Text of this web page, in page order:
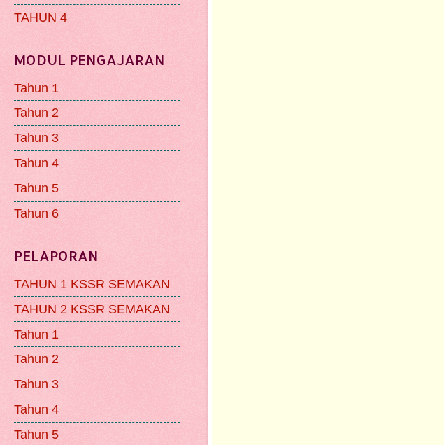
TAHUN 4
MODUL PENGAJARAN
Tahun 1
Tahun 2
Tahun 3
Tahun 4
Tahun 5
Tahun 6
PELAPORAN
TAHUN 1 KSSR SEMAKAN
TAHUN 2 KSSR SEMAKAN
Tahun 1
Tahun 2
Tahun 3
Tahun 4
Tahun 5